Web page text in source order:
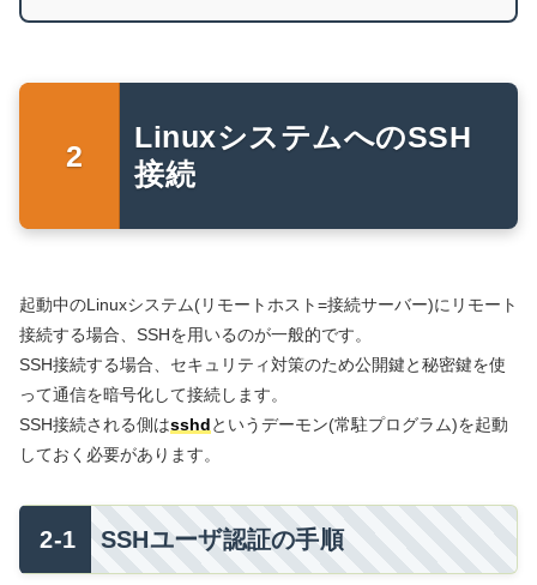
LinuxシステムへのSSH
接続
起動中のLinuxシステム(リモートホスト=接続サーバー)にリモート
接続する場合、SSHを用いるのが一般的です。
SSH接続する場合、セキュリティ対策のため公開鍵と秘密鍵を使
って通信を暗号化して接続します。
SSH接続される側はsshdというデーモン(常駐プログラム)を起動
しておく必要があります。
SSHユーザ認証の手順